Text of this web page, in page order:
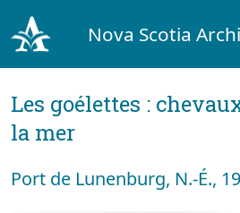
Nova Scotia
Les goélettes :
la mer
Port de Lunenburg, N.-É.,